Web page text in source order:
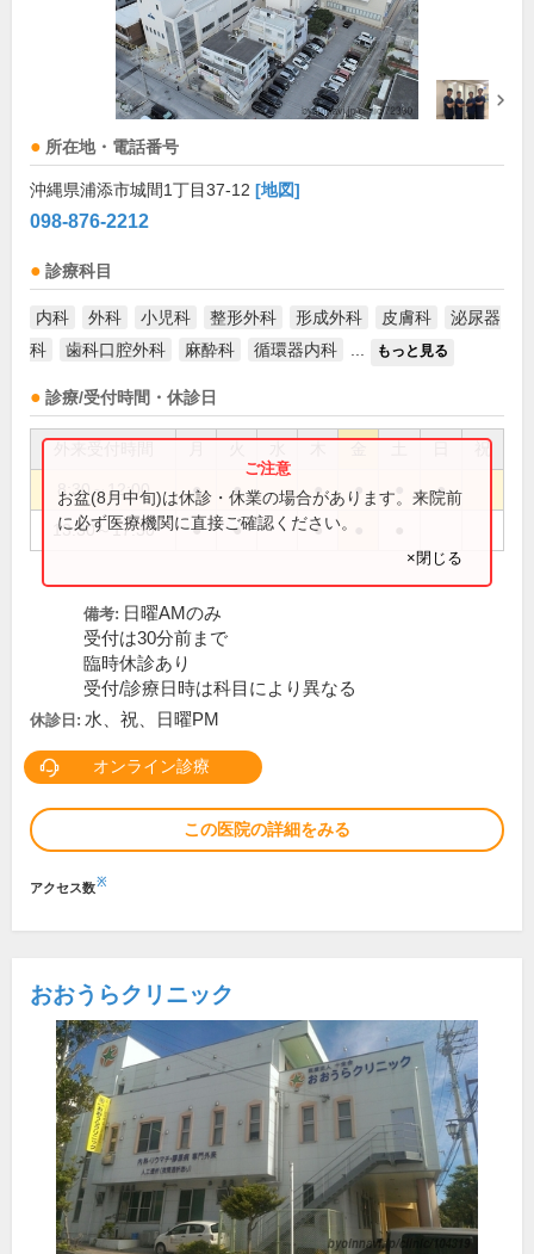
所在地・電話番号
沖縄県浦添市城間1丁目37-12 [地図]
098-876-2212
診療科目
内科 外科 小児科 整形外科 形成外科 皮膚科
泌尿器
科
歯科口腔外科 麻酔科 循環器内科 もっと見る
診療/受付時間・休診日
祝
8:30～12:00 ● ● ● ● ●
13:30～17:30 ● ● ●
お盆(8月中旬)は休診・休業の場合があります。来院前
に必ず医療機関に直接ご確認ください。
×閉じる
備考: 日曜AMのみ
受付は30分前まで
臨時休診あり
受付/診療日時は科目により異なる
休診日: 水、祝、日曜PM
オンライン診療
この医院の詳細をみる
アクセス数※
おおうらクリニック